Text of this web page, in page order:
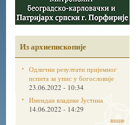
Из архиепископије
Одлични резултати пријемног
испита за упис у богословије
23.06.2022 - 10:34
Имендан владике Јустина
14.06.2022 - 14:29
више